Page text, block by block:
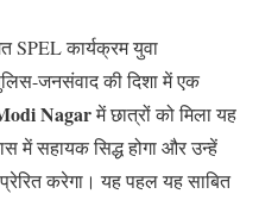
SPEL कार्यक्रम युवा
जनसंवाद की दिशा में एक
Nagarमें छात्रों को मिला यह
में सहायक सिद्ध होगा और उन्हें
करेगा। यह पहल यह साबित